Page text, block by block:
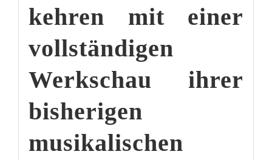
kehren mit einer
vollständigen
Werkschau ihrer
bisherigen
musikalischen